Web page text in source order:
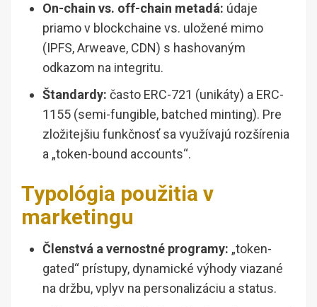
On-chain vs. off-chain metadá: údaje
priamo v blockchaine vs. uložené mimo
(IPFS, Arweave, CDN) s hashovaným
odkazom na integritu.
Štandardy: často ERC-721 (unikáty) a ERC-
1155 (semi-fungible, batched minting). Pre
zložitejšiu funkčnosť sa využívajú rozšírenia
a „token-bound accounts“.
Typológia použitia v
marketingu
Členstvá a vernostné programy: „token-
gated“ prístupy, dynamické výhody viazané
na držbu, vplyv na personalizáciu a status.